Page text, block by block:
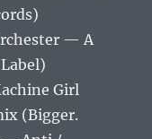
— A
Girl
(Bigger.